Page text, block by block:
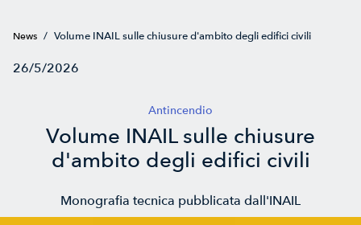
News / Volume INAIL sulle chiusure d'ambito degli edifici civili
26/5/2026
Antincendio
Volume INAIL sulle chiusure
d'ambito degli edifici civili
Monografia tecnica pubblicata dall'INAIL